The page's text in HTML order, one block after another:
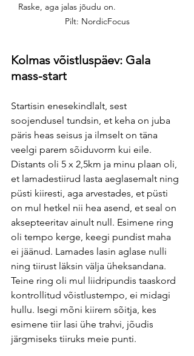
Raske, aga jalas jõudu on.
Pilt: NordicFocus
Kolmas võistluspäev: Gala
mass-start
Startisin enesekindlalt, sest
soojendusel tundsin, et keha on juba
päris heas seisus ja ilmselt on täna
veelgi parem sõiduvorm kui eile.
Distants oli 5 x 2,5km ja minu plaan oli,
et lamadestiirud lasta aeglasemalt ning
püsti kiiresti, aga arvestades, et püsti
on mul hetkel nii hea asend, et seal on
aksepteeritav ainult null. Esimene ring
oli tempo kerge, keegi pundist maha
ei jäänud. Lamades lasin aglase nulli
ning tiirust läksin välja üheksandana.
Teine ring oli mul liidripundis taaskord
kontrollitud võistlustempo, ei midagi
hullu. Isegi mõni kiirem sõitja, kes
esimene tiir lasi ühe trahvi, jõudis
järgmiseks tiiruks meie punti.